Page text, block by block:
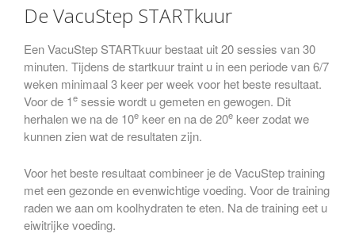
De VacuStep STARTkuur
Een VacuStep STARTkuur bestaat uit 20 sessies van 30
minuten. Tijdens de startkuur traint u in een periode van 6/7
weken minimaal 3 keer per week voor het beste resultaat.
Voor de 1e sessie wordt u gemeten en gewogen. Dit
herhalen we na de 10e keer en na de 20e keer zodat we
kunnen zien wat de resultaten zijn.
Voor het beste resultaat combineer je de VacuStep training
met een gezonde en evenwichtige voeding. Voor de training
raden we aan om koolhydraten te eten. Na de training eet u
eiwitrijke voeding.